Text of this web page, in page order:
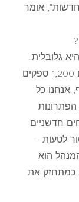
אומר
גלובלית.
זה מעניק לנו יתרון בכך שאנחנו עובדים עם 1,200 ספקים
בנוסף, אנחנו כל
חדשניים
לטעות –
הוא
כמתחזק את